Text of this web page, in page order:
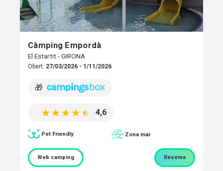
Càmping Empordà
El Estartit - GIRONA
Obert: 27/03/2026 - 1/11/2026
🎁
4,6
Pet Friendly Zona mar
Web camping Reserva